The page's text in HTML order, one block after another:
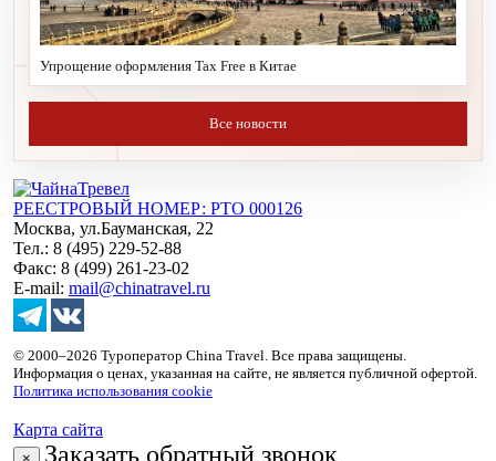
Упрощение оформления Tax Free в Китае
Все новости
РЕЕСТРОВЫЙ НОМЕР: РТО 000126
Москва, ул.Бауманская, 22
Тел.: 8 (495) 229-52-88
Факс: 8 (499) 261-23-02
E-mail: mail@chinatravel.ru
© 2000–2026 Туроператор China Travel. Все права защищены.
Информация о ценах, указанная на сайте, не является публичной офертой.
Политика использования cookie
Карта сайта
Заказать обратный звонок